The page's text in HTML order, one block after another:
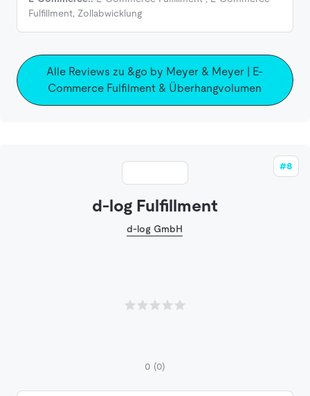
Fulfillment, Zollabwicklung
Alle Reviews zu &go by Meyer & Meyer | E-
Commerce Fulfilment & Überhangvolumen
#8
d-log Fulfillment
d-log GmbH
0 (0)